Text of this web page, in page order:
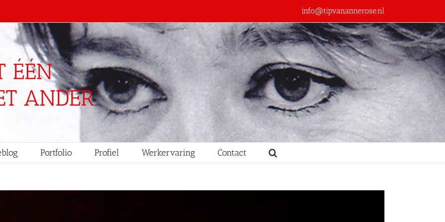
info@tipvanannerose.nl
Portfolio Profiel Werkervaring Contact